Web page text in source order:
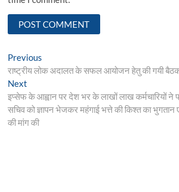
Post
navigation
Previous
post:
राष्ट्रीय लोक अदालत के सफल आयोजन हेतु की गयी
Next
post:
इप्सेफ के आह्वान पर देश भर के लाखों लाख कर्मचारियों ने
सचिव को ज्ञापन भेजकर महंगाई भत्ते की किश्त का भुगतान
की मांग की